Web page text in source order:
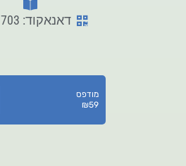
דאנאקוד: 1272-1703
מודפס
₪59